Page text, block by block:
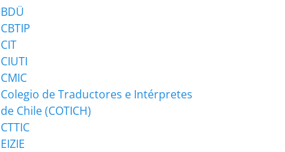
BDÜ
CBTIP
CIT
CIUTI
CMIC
Colegio de Traductores e Intérpretes
de Chile (COTICH)
CTTIC
EIZIE